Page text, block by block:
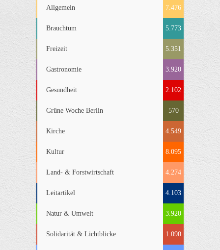
Allgemein 7.476
Brauchtum 5.773
Freizeit 5.351
Gastronomie 3.920
Gesundheit 2.102
Grüne Woche Berlin 570
Kirche 4.549
Kultur 8.095
Land- & Forstwirtschaft 4.274
Leitartikel 4.103
Natur & Umwelt 3.920
Solidarität & Lichtblicke 1.090